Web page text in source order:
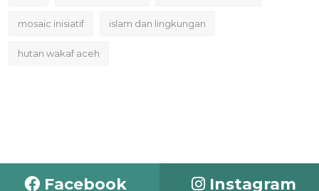
mosaic inisiatif islam dan lingkungan
hutan wakaf aceh
Facebook Instagram